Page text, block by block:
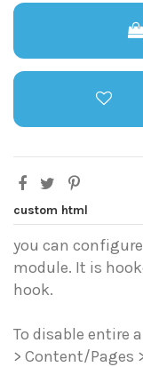
custom html
you can
module. It is
hook.
To disable entire
> Content/Pages